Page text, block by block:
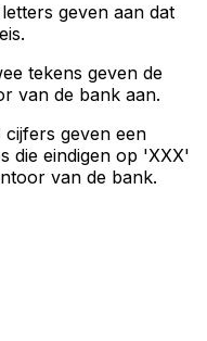
geven aan dat
tekens geven de
van de bank aan.
cijfers geven een
die eindigen op 'XXX'
van de bank.